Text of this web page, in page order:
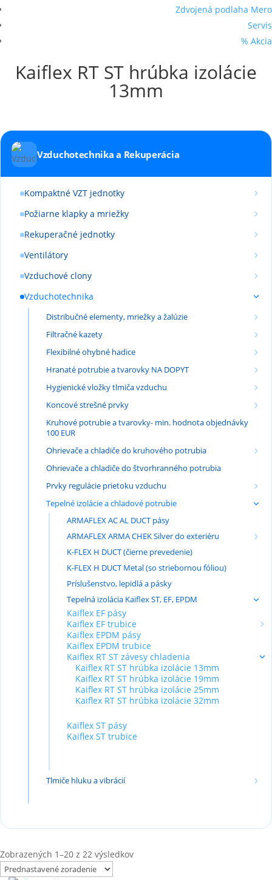
Zdvojená podlaha Mero
Servis
% Akcia
Kaiflex RT ST hrúbka izolácie
13mm
Vzduchotechnika a Rekuperácia
Kompaktné VZT jednotky
Požiarne klapky a mriežky
Rekuperačné jednotky
Ventilátory
Vzduchové clony
Vzduchotechnika
Distribučné elementy, mriežky a žalúzie
Filtračné kazety
Flexibilné ohybné hadice
Hranaté potrubie a tvarovky NA DOPYT
Hygienické vložky tlmiča vzduchu
Koncové strešné prvky
Kruhové potrubie a tvarovky- min. hodnota objednávky
100 EUR
Ohrievače a chladiče do kruhového potrubia
Ohrievače a chladiče do štvorhranného potrubia
Prvky regulácie prietoku vzduchu
Tepelné izolácie a chladové potrubie
ARMAFLEX AC AL DUCT pásy
ARMAFLEX ARMA CHEK Silver do exteriéru
K-FLEX H DUCT (čierne prevedenie)
K-FLEX H DUCT Metal (so striebornou fóliou)
Príslušenstvo, lepidlá a pásky
Tepelná izolácia Kaiflex ST, EF, EPDM
Kaiflex EF pásy
Kaiflex EF trubice
Kaiflex EPDM pásy
Kaiflex EPDM trubice
Kaiflex RT ST závesy chladenia
Kaiflex RT ST hrúbka izolácie 13mm
Kaiflex RT ST hrúbka izolácie 19mm
Kaiflex RT ST hrúbka izolácie 25mm
Kaiflex RT ST hrúbka izolácie 32mm
Kaiflex ST pásy
Kaiflex ST trubice
Tlmiče hluku a vibrácií
Zobrazených 1–20 z 22 výsledkov